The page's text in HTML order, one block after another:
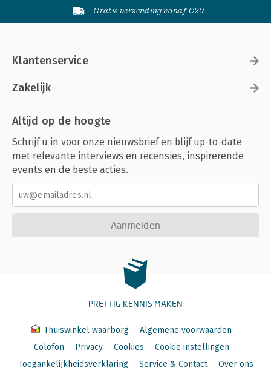
Gratis verzending vanaf €20
Klantenservice
Zakelijk
Altijd op de hoogte
Schrijf u in voor onze nieuwsbrief en blijf up-to-date
met relevante interviews en recensies, inspirerende
events en de beste acties.
Aanmelden
PRETTIG KENNIS MAKEN
Thuiswinkel waarborg
Algemene voorwaarden
Colofon
Privacy Cookies
Cookie instellingen
Toegankelijkheidsverklaring
Service & Contact Over ons